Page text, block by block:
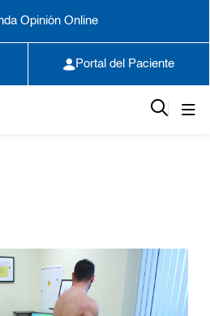
Opinión Online
Portal del Paciente